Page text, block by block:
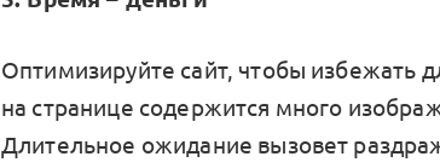
Оптимизируйте сайт, чтобы избежать
на странице содержится много
Длительное ожидание вызовет